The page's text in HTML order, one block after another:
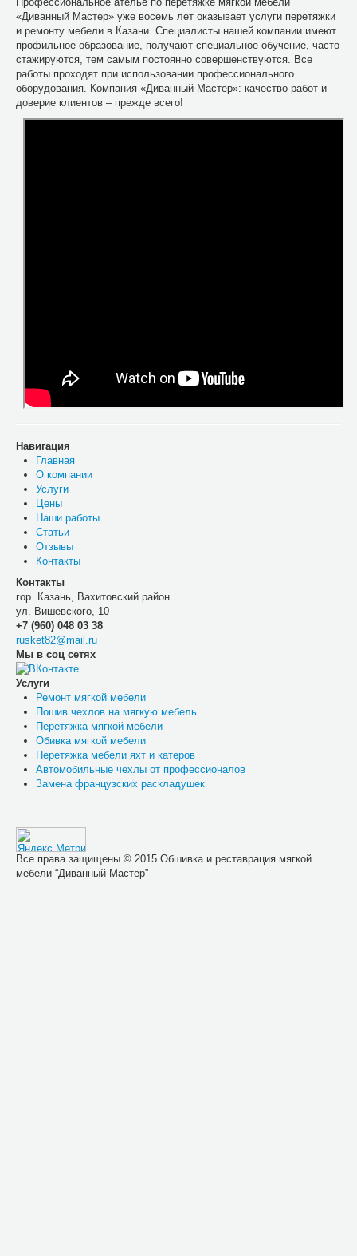
«Диванный Мастер» уже восемь лет оказывает услуги перетяжки
и ремонту мебели в Казани. Специалисты нашей компании имеют
профильное образование, получают специальное обучение, часто
стажируются, тем самым постоянно совершенствуются. Все
работы проходят при использовании профессионального
оборудования. Компания «Диванный Мастер»: качество работ и
доверие клиентов – прежде всего!
Навигация
Главная
О компании
Услуги
Цены
Наши работы
Статьи
Отзывы
Контакты
Контакты
гор. Казань, Вахитовский район
ул. Вишевского, 10
+7 (960) 048 03 38
rusket82@mail.ru
Мы в соц сетях
Услуги
Ремонт мягкой мебели
Пошив чехлов на мягкую мебель
Перетяжка мягкой мебели
Обивка мягкой мебели
Перетяжка мебели яхт и катеров
Автомобильные чехлы от профессионалов
Замена французских раскладушек
Все права защищены © 2015 Обшивка и реставрация мягкой
мебели “Диванный Мастер”